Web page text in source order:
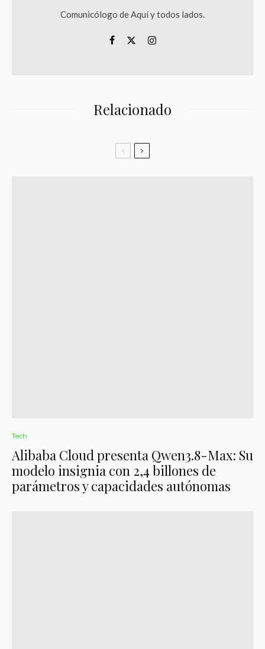
Comunicólogo de Aquí y todos lados.
Relacionado
Tech
Alibaba Cloud presenta Qwen3.8-Max: Su
modelo insignia con 2,4 billones de
parámetros y capacidades autónomas